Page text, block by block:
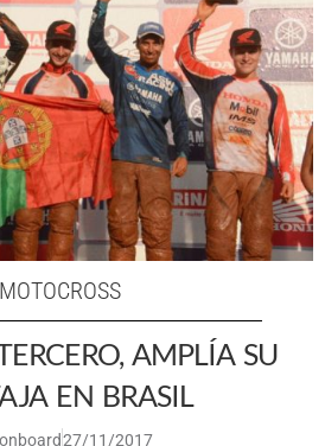
MOTOCROSS
AMPLÍA SU
EN BRASIL
27/11/2017